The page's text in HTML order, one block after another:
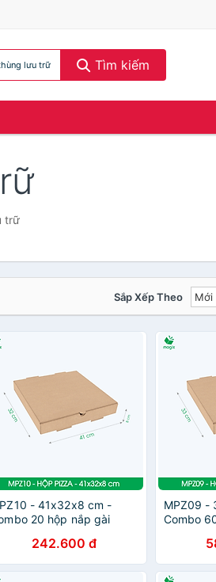
lưu trữ Tìm kiếm
trữ
Sắp Xếp Theo
- 41x32x8 cm -
20 hộp nắp gài
hộp carton gói hàng,
quà
242.600 đ
MPZ09 -
Combo
gập, hộp
hộp quà